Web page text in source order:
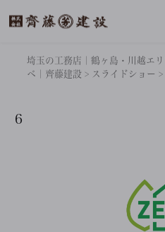
埼玉の工務店｜鶴ヶ島・川越エ
ベ｜齊藤建設 > スライドショー >
6